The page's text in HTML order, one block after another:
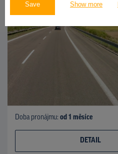
Save Show more
Doba pronájmu: od 1 měsíce
DETAIL